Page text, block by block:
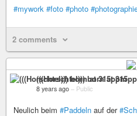
#mywork #foto #photo
2 comments
(((Horschtel))) born at
8 years ago – Public
Neulich beim #Paddeln auf der